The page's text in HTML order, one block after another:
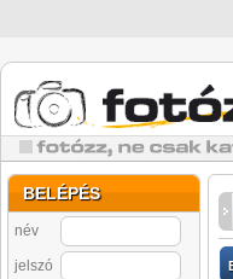
BELÉPÉS
név
jelszó